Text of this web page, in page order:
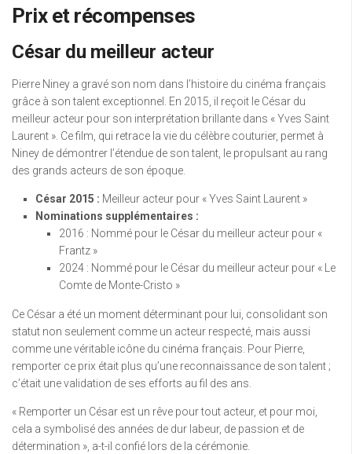
Prix et récompenses
César du meilleur acteur
Pierre Niney a gravé son nom dans l’histoire du cinéma français
grâce à son talent exceptionnel. En 2015, il reçoit le César du
meilleur acteur pour son interprétation brillante dans « Yves Saint
Laurent ». Ce film, qui retrace la vie du célèbre couturier, permet à
Niney de démontrer l’étendue de son talent, le propulsant au rang
des grands acteurs de son époque.
César 2015 : Meilleur acteur pour « Yves Saint Laurent »
Nominations supplémentaires :
2016 : Nommé pour le César du meilleur acteur pour «
Frantz »
2024 : Nommé pour le César du meilleur acteur pour « Le
Comte de Monte-Cristo »
Ce César a été un moment déterminant pour lui, consolidant son
statut non seulement comme un acteur respecté, mais aussi
comme une véritable icône du cinéma français. Pour Pierre,
remporter ce prix était plus qu’une reconnaissance de son talent ;
c’était une validation de ses efforts au fil des ans.
« Remporter un César est un rêve pour tout acteur, et pour moi,
cela a symbolisé des années de dur labeur, de passion et de
détermination », a-t-il confié lors de la cérémonie.